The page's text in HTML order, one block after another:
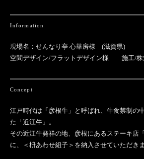
Information
現場名：せんなり亭 心華房様 (滋賀県)
空間デザイン/フラットデザイン様 施工/株
Concept
江戸時代は「彦根牛」と呼ばれ、牛食禁制の
た「近江牛」。
その近江牛発祥の地、彦根にあるステーキ店
に、＜枡あわせ組子＞を納入させていただきま